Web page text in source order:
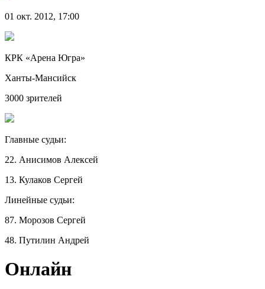
01 окт. 2012, 17:00
КРК «Арена Югра»
Ханты-Мансийск
3000 зрителей
Главные судьи:
22. Анисимов Алексей
13. Кулаков Сергей
Линейные судьи:
87. Морозов Сергей
48. Путилин Андрей
Онлайн